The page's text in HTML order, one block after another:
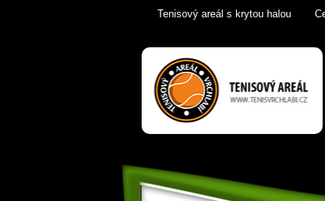
Tenisový areál s krytou halou
Tenis Vrchlabí
golfový trenažér,
sauna,
KrkonošeTenis